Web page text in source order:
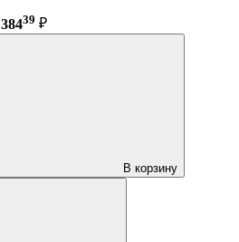
38439 ₽
В корзину